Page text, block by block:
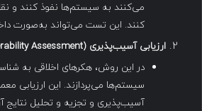
می‌کنند به سیستم‌ها نفوذ کنند و
کنند. این تست می‌تواند به‌صورت
ارزیابی آسیب‌پذیری (Vulnerability Assessment)
در این روش، هکرهای اخلاقی به
سیستم‌ها می‌پردازند. این ارزیابی
آسیب‌پذیری و تجزیه و تحلیل نتایج